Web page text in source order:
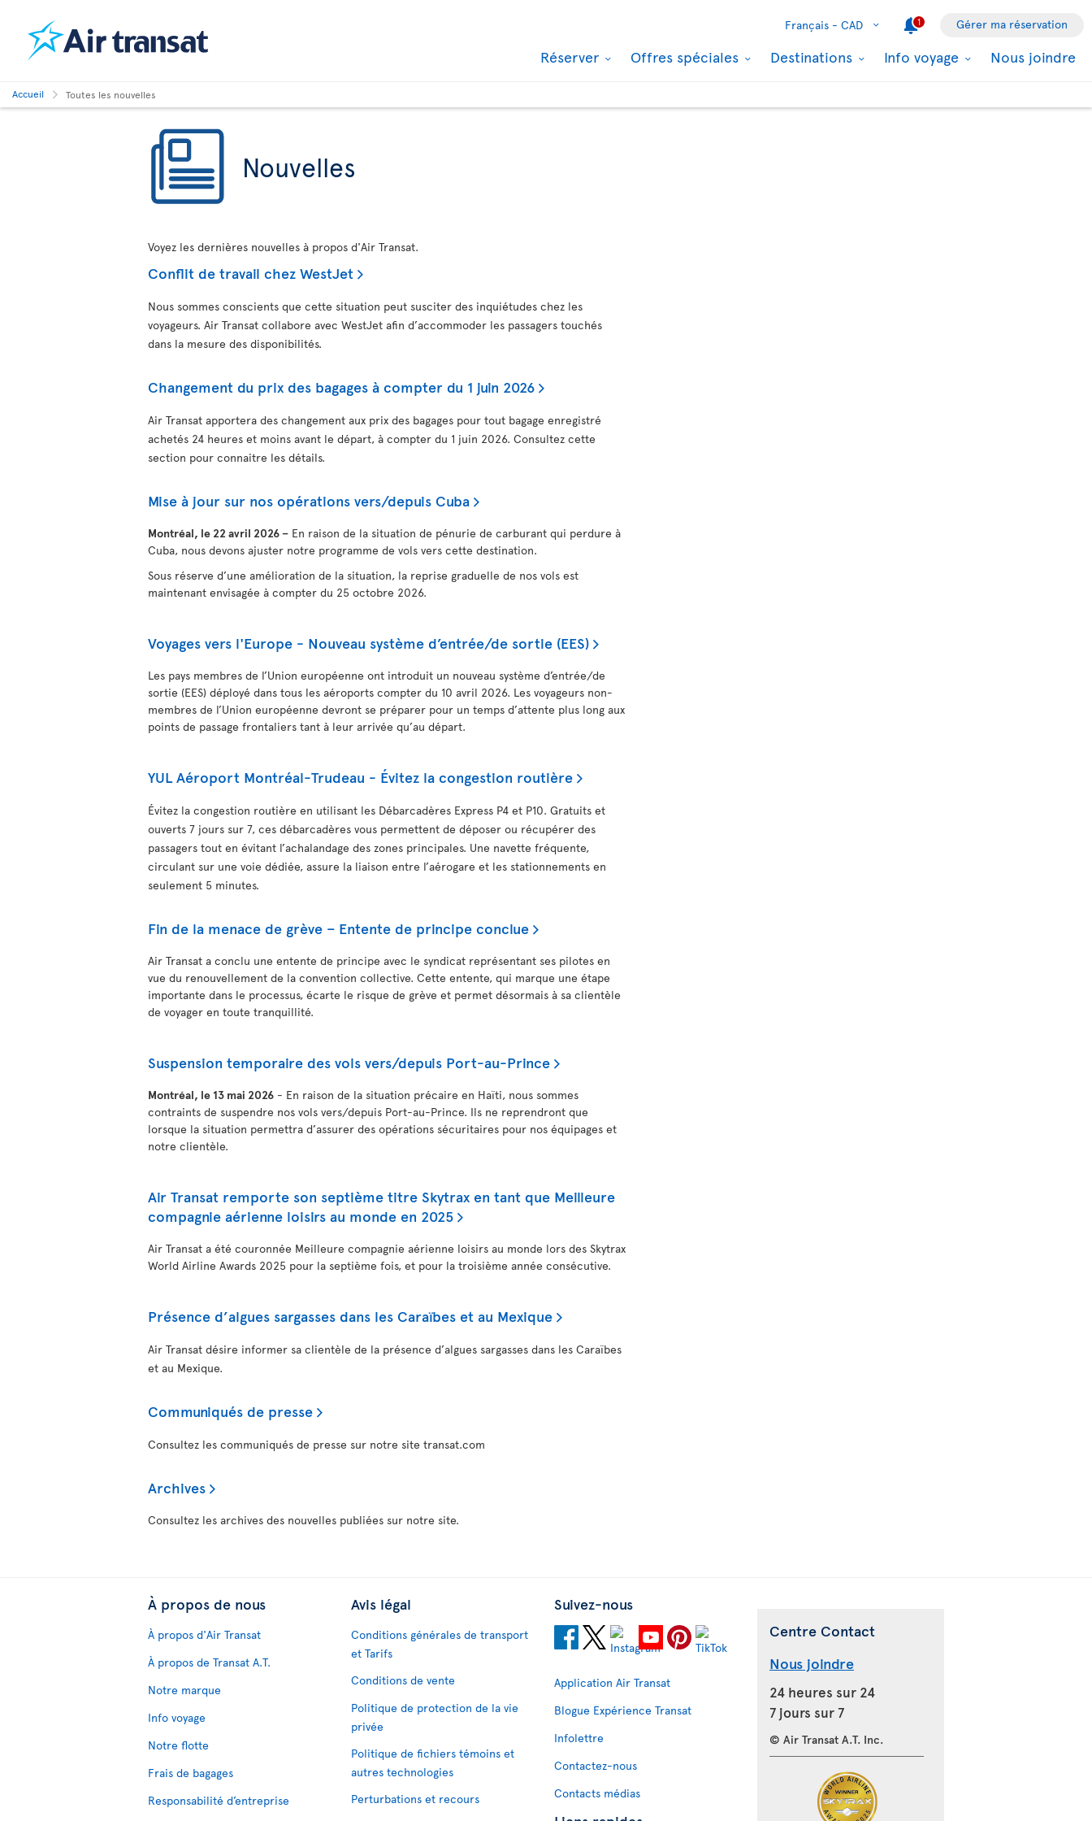
Français - CAD 1 Gérer ma réservation
Réserver Offres spéciales Destinations Info voyage Nous joindre
Accueil Toutes les nouvelles
Nouvelles
Voyez les dernières nouvelles à propos d'Air Transat.
Conflit de travail chez WestJet
Nous sommes conscients que cette situation peut susciter des inquiétudes chez les
voyageurs. Air Transat collabore avec WestJet afin d’accommoder les passagers touchés
dans la mesure des disponibilités.
Changement du prix des bagages à compter du 1 juin 2026
Air Transat apportera des changement aux prix des bagages pour tout bagage enregistré
achetés 24 heures et moins avant le départ, à compter du 1 juin 2026. Consultez cette
section pour connaitre les détails.
Mise à jour sur nos opérations vers/depuis Cuba
Montréal, le 22 avril 2026 – En raison de la situation de pénurie de carburant qui perdure à
Cuba, nous devons ajuster notre programme de vols vers cette destination.
Sous réserve d’une amélioration de la situation, la reprise graduelle de nos vols est
maintenant envisagée à compter du 25 octobre 2026.
Voyages vers l'Europe - Nouveau système d’entrée/de sortie (EES)
Les pays membres de l’Union européenne ont introduit un nouveau système d’entrée/de
sortie (EES) déployé dans tous les aéroports compter du 10 avril 2026. Les voyageurs non-
membres de l’Union européenne devront se préparer pour un temps d’attente plus long aux
points de passage frontaliers tant à leur arrivée qu’au départ.
YUL Aéroport Montréal-Trudeau - Évitez la congestion routière
Évitez la congestion routière en utilisant les Débarcadères Express P4 et P10. Gratuits et
ouverts 7 jours sur 7, ces débarcadères vous permettent de déposer ou récupérer des
passagers tout en évitant l’achalandage des zones principales. Une navette fréquente,
circulant sur une voie dédiée, assure la liaison entre l’aérogare et les stationnements en
seulement 5 minutes.
Fin de la menace de grève – Entente de principe conclue
Air Transat a conclu une entente de principe avec le syndicat représentant ses pilotes en
vue du renouvellement de la convention collective. Cette entente, qui marque une étape
importante dans le processus, écarte le risque de grève et permet désormais à sa clientèle
de voyager en toute tranquillité.
Suspension temporaire des vols vers/depuis Port-au-Prince
Montréal, le 13 mai 2026 - En raison de la situation précaire en Haïti, nous sommes
contraints de suspendre nos vols vers/depuis Port-au-Prince. Ils ne reprendront que
lorsque la situation permettra d’assurer des opérations sécuritaires pour nos équipages et
notre clientèle.
Air Transat remporte son septième titre Skytrax en tant que Meilleure
compagnie aérienne loisirs au monde en 2025
Air Transat a été couronnée Meilleure compagnie aérienne loisirs au monde lors des Skytrax
World Airline Awards 2025 pour la septième fois, et pour la troisième année consécutive.
Présence d’algues sargasses dans les Caraïbes et au Mexique
Air Transat désire informer sa clientèle de la présence d’algues sargasses dans les Caraïbes
et au Mexique.
Communiqués de presse
Consultez les communiqués de presse sur notre site transat.com
Archives
Consultez les archives des nouvelles publiées sur notre site.
À propos de nous
À propos d'Air Transat
À propos de Transat A.T.
Notre marque
Info voyage
Notre flotte
Frais de bagages
Responsabilité d’entreprise
Avis légal
Conditions générales de transport
et Tarifs
Conditions de vente
Politique de protection de la vie
privée
Politique de fichiers témoins et
autres technologies
Perturbations et recours
Suivez-nous
Application Air Transat
Blogue Expérience Transat
Infolettre
Contactez-nous
Contacts médias
Centre Contact
Nous joindre
24 heures sur 24
7 jours sur 7
© Air Transat A.T. Inc.